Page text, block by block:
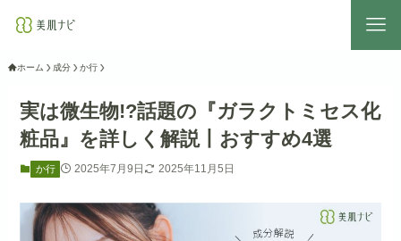
ホーム 成分 か行
実は微生物!?話題の『ガラクトミセス化
粧品』を詳しく解説丨おすすめ4選
か行 2025年7月9日 2025年11月5日